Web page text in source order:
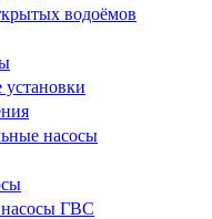
водоёмов
насосы
ГВС